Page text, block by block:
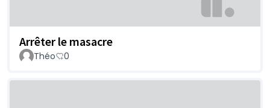
Arrêter le masacre
Théo 0